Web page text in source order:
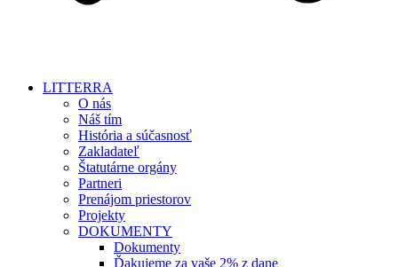
LITTERRA
O nás
Náš tím
História a súčasnosť
Zakladateľ
Štatutárne orgány
Partneri
Prenájom priestorov
Projekty
DOKUMENTY
Dokumenty
Ďakujeme za vaše 2% z dane